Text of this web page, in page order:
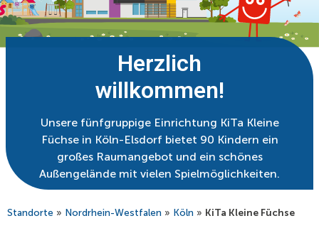
Herzlich
willkommen!
Unsere fünfgruppige Einrichtung KiTa Kleine
Füchse in Köln-Elsdorf bietet 90 Kindern ein
großes Raumangebot und ein schönes
Außengelände mit vielen Spielmöglichkeiten.
Standorte » Nordrhein-Westfalen » Köln » KiTa Kleine Füchse